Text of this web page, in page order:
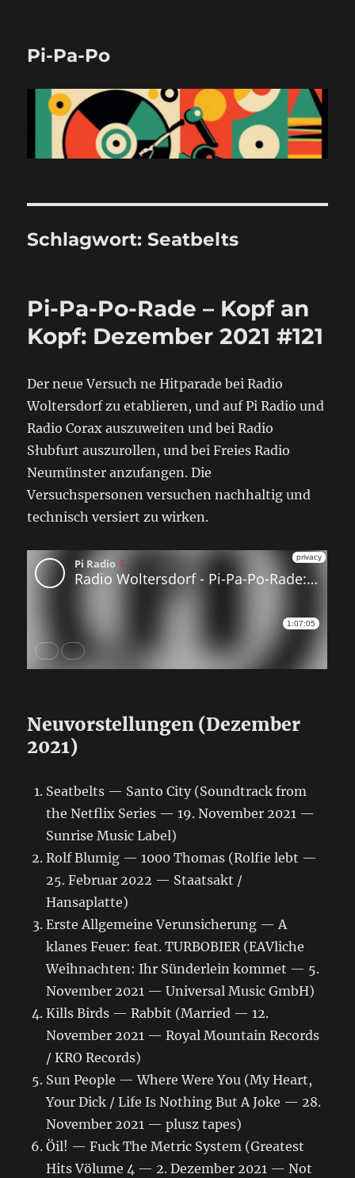
Pi-Pa-Po
Schlagwort:Seatbelts
Pi-Pa-Po-Rade – Kopf an
Kopf: Dezember 2021 #121
Der neue Versuch ne Hitparade bei Radio
Woltersdorf zu etablieren, und auf Pi Radio und
Radio Corax auszuweiten und bei Radio
Słubfurt auszurollen, und bei Freies Radio
Neumünster anzufangen. Die
Versuchspersonen versuchen nachhaltig und
technisch versiert zu wirken.
Neuvorstellungen (Dezember
2021)
Seatbelts — Santo City (Soundtrack from
the Netflix Series — 19. November 2021 —
Sunrise Music Label)
Rolf Blumig — 1000 Thomas (Rolfie lebt —
25. Februar 2022 — Staatsakt /
Hansaplatte)
Erste Allgemeine Verunsicherung — A
klanes Feuer: feat. TURBOBIER (EAVliche
Weihnachten: Ihr Sünderlein kommet — 5.
November 2021 — Universal Music GmbH)
Kills Birds — Rabbit (Married — 12.
November 2021 — Royal Mountain Records
/ KRO Records)
Sun People — Where Were You (My Heart,
Your Dick / Life Is Nothing But A Joke — 28.
November 2021 — plusz tapes)
Öil! — Fuck The Metric System (Greatest
Hits Völume 4 — 2. Dezember 2021 — Not